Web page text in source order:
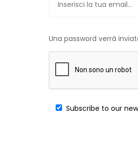
Una password verrà
Subscribe to our